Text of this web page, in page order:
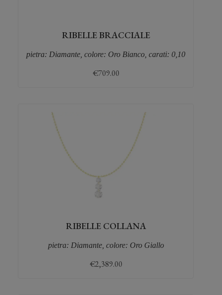
RIBELLE BRACCIALE
pietra: Diamante, colore: Oro Bianco, carati: 0,10
€709.00
RIBELLE COLLANA
pietra: Diamante, colore: Oro Giallo
€2,389.00